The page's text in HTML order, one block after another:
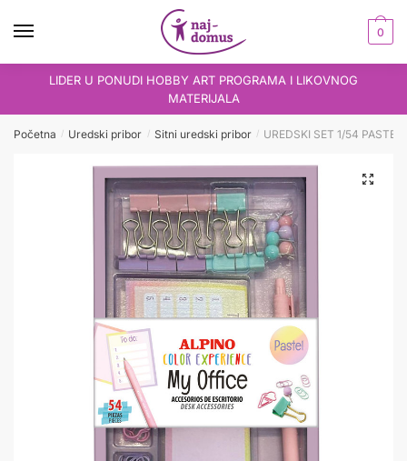
0
LIDER U PONUDI HOBBY ART PROGRAMA I LIKOVNOG
MATERIJALA
Početna / Uredski pribor / Sitni uredski pribor / UREDSKI SET 1/54